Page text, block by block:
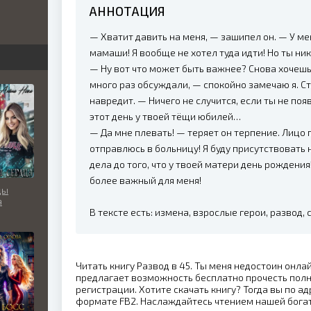
АННОТАЦИЯ
— Хватит давить на меня, — зашипел он. — У
мамаши! Я вообще не хотел туда идти! Но ты
— Ну вот что может быть важнее? Снова
много раз обсуждали, — спокойно замечаю я.
навредит. — Ничего не случится, если ты не
этот день у твоей тёщи юбилей…
— Да мне плевать! — теряет он терпение. Лицо
отправлюсь в больницу! Я буду
дела до того, что у твоей матери день
более важный для меня!
В тексте есть: измена, взрослые герои, развод,
Читать книгу Развод в 45. Ты меня недостоин
предлагает возможность бесплатно прочесть
регистрации. Хотите скачать книгу? Тогда вы по
формате FB2. Наслаждайтесь чтением нашей